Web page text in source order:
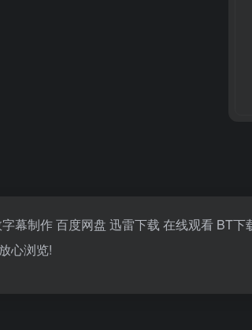
幕制作 百度网盘 迅雷下载 在线观看 BT下
心浏览!